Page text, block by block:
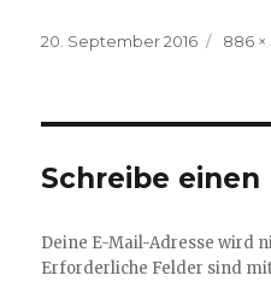
Veröffentlicht
20. September 2016
Volle
886 ×
Schreibe
Deine E-Mail-Adresse wird
Erforderliche Felder sind